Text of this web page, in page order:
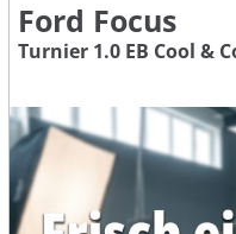
Ford Focus
Turnier 1.0 EB Cool &